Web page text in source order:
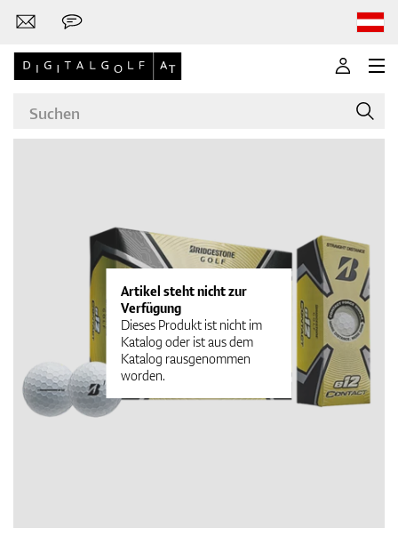
Golfschläger
Bekleidung
Artikel steht nicht zur
Verfügung
Dieses Produkt ist nicht im
Katalog oder ist aus dem
Katalog rausgenommen
worden.